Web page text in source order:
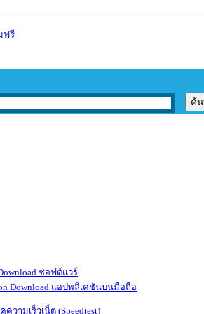
ซอฟต์แวร์
แอปพลิเคชันบนมือถือ
ความเร็วเน็ต (Speedtest)